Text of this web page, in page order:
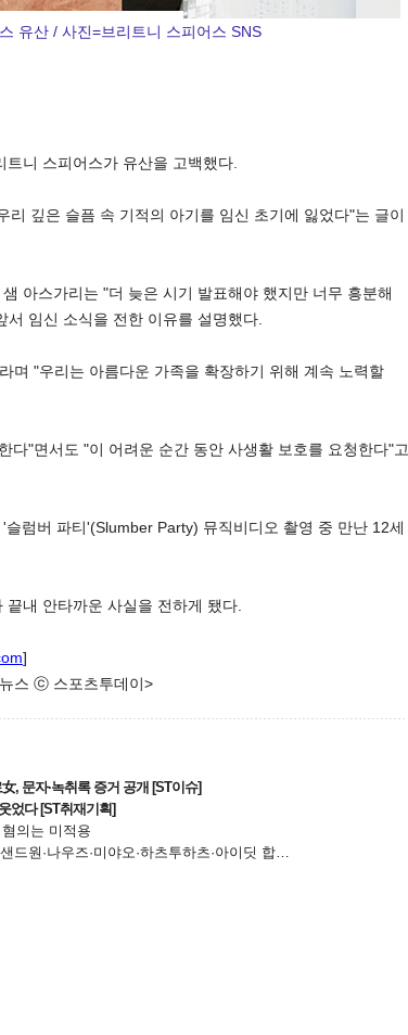
유산 / 사진=브리트니 스피어스 SNS
니 스피어스가 유산을 고백했다.
리 깊은 슬픔 속 기적의 아기를 임신 초기에 잃었다"는 글이
아스가리는 "더 늦은 시기 발표해야 했지만 너무 흥분해
임신 소식을 전한 이유를 설명했다.
며 "우리는 아름다운 가족을 확장하기 위해 계속 노력할
다"면서도 "이 어려운 순간 동안 사생활 보호를 요청한다"고
럼버 파티'(Slumber Party) 뮤직비디오 촬영 중 만난 12세
내 안타까운 사실을 전하게 됐다.
]
스 ⓒ 스포츠투데이>
, 문자·녹취록 증거 공개 [ST이슈]
었다 [ST취재기획]
의는 미적용
원·나우즈·미야오·하츠투하츠·아이딧 합…